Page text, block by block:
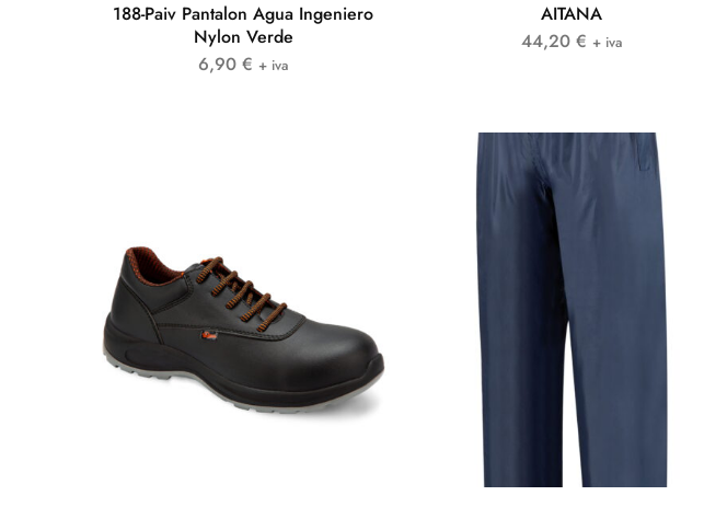
188-Paiv Pantalon Agua Ingeniero
Nylon Verde
6,90 € + iva
AITANA
44,20 € + iva